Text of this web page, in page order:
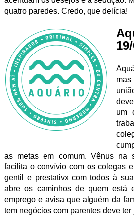
quatro paredes. Credo, que delícia!
um
as metas em comum. Vênus na
facilita o convívio com os colegas
gentil e prestativx com todos à
abre os caminhos de quem está
emprego e avisa que alguém da
tem negócios com parentes deve